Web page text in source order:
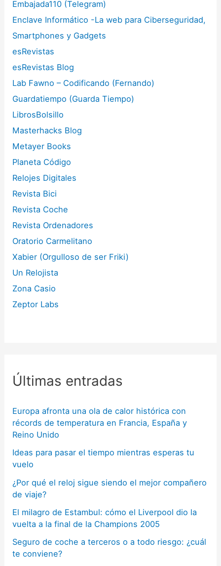
Embajada110 (Telegram)
Enclave Informático -La web para Ciberseguridad,
Smartphones y Gadgets
esRevistas
esRevistas Blog
Lab Fawno – Codificando (Fernando)
Guardatiempo (Guarda Tiempo)
LibrosBolsillo
Masterhacks Blog
Metayer Books
Planeta Código
Relojes Digitales
Revista Bici
Revista Coche
Revista Ordenadores
Oratorio Carmelitano
Xabier (Orgulloso de ser Friki)
Un Relojista
Zona Casio
Zeptor Labs
Últimas entradas
Europa afronta una ola de calor histórica con
récords de temperatura en Francia, España y
Reino Unido
Ideas para pasar el tiempo mientras esperas tu
vuelo
¿Por qué el reloj sigue siendo el mejor compañero
de viaje?
El milagro de Estambul: cómo el Liverpool dio la
vuelta a la final de la Champions 2005
Seguro de coche a terceros o a todo riesgo: ¿cuál
te conviene?